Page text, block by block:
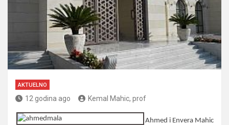
AKTUELNO
12 godina ago Kemal Mahic, prof
Ahmed i Envera Mahic